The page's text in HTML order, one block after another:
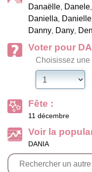
Danaëlle, Danele,
Daniella, Danielle
Danny, Dany,
Voter pour
Choisissez une
Fête :
11 décembre
Voir la
DANIA